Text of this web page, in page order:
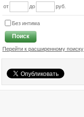
от
до руб.
Без интима
Поиск
Перейти к расширенному поиску